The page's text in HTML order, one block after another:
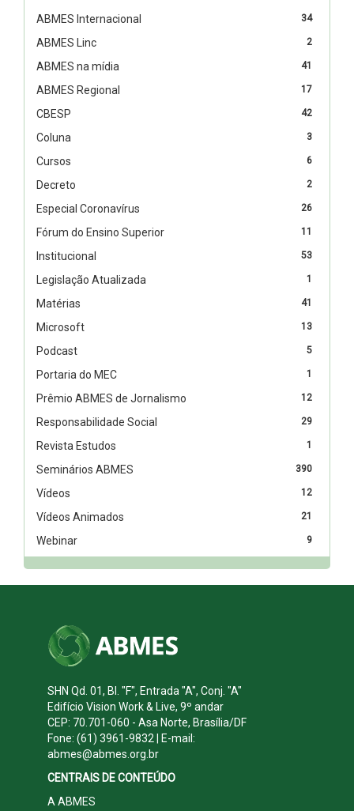
34
ABMES Internacional
2
ABMES Linc
41
ABMES na mídia
17
ABMES Regional
42
CBESP
3
Coluna
6
Cursos
2
Decreto
26
Especial Coronavírus
11
Fórum do Ensino Superior
53
Institucional
1
Legislação Atualizada
41
Matérias
13
Microsoft
5
Podcast
1
Portaria do MEC
12
Prêmio ABMES de Jornalismo
29
Responsabilidade Social
1
Revista Estudos
390
Seminários ABMES
12
Vídeos
21
Vídeos Animados
9
Webinar
SHN Qd. 01, Bl. "F", Entrada "A", Conj. "A"
Edifício Vision Work & Live, 9º andar
CEP: 70.701-060 - Asa Norte, Brasília/DF
Fone: (61) 3961-9832 | E-mail:
abmes@abmes.org.br
CENTRAIS DE CONTEÚDO
A ABMES